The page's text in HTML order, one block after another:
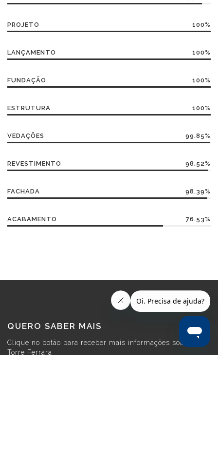
PROJETO 100%
LANÇAMENTO 100%
FUNDAÇÃO 100%
ESTRUTURA 100%
VEDAÇÕES 99.85%
REVESTIMENTO 98.52%
FACHADA 98.39%
ACABAMENTO 76.53%
QUERO SABER MAIS
Clique no botão para receber mais informações sobre o
Torre Ferrara